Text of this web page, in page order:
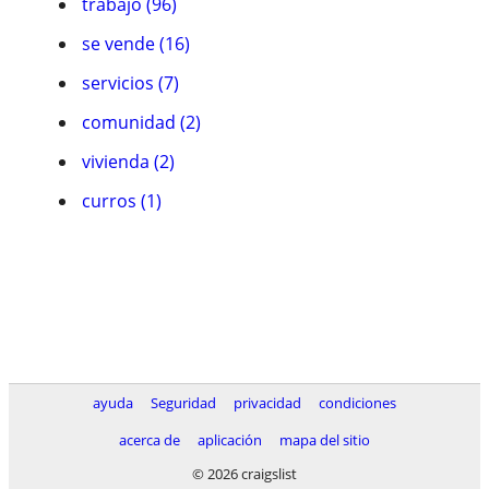
se vende (16)
servicios (7)
comunidad (2)
vivienda (2)
curros (1)
ayuda Seguridad privacidad
condiciones
acerca de
aplicación
mapa del sitio
© 2026 craigslist